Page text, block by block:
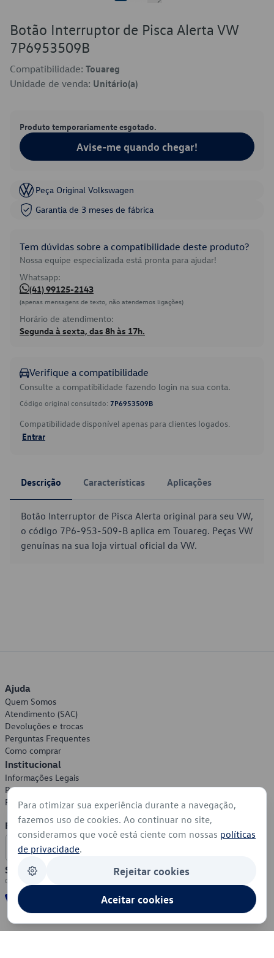
Botão Interruptor de Pisca Alerta VW
7P6953509B
Compatibilidade: Touareg
Unidade de venda: Unitário(a)
Produto temporariamente esgotado.
Avise-me quando chegar!
Peça Original Volkswagen
Garantia de 3 meses de fábrica
Tem dúvidas sobre a compatibilidade deste produto?
Nossa equipe especializada está pronta para ajudar!
Whatsapp:
(41) 99125-2143
(apenas mensagens de texto, não atendemos ligações)
Horário de atendimento:
Segunda à sexta, das 8h às 17h.
Verifique a compatibilidade
Consulte a compatibilidade fazendo login na sua conta.
Código original consultado: 7P6953509B
Compatibilidade disponível apenas para clientes logados.
Entrar
Descrição Características Aplicações
Botão Interruptor de Pisca Alerta original para seu VW,
o código 7P6-953-509-B aplica em Touareg. Peças VW
genuínas na sua loja virtual oficial da VW.
Ajuda
Quem Somos
Atendimento (SAC)
Devoluções e trocas
Perguntas Frequentes
Como comprar
Institucional
Informações Legais
Política de Privacidade
Política de Cookies
Formas de Pagamento
Segurança
Para otimizar sua experiência durante a navegação,
fazemos uso de cookies. Ao continuar no site,
consideramos que você está ciente com nossas políticas
de privacidade.
Rejeitar cookies
Aceitar cookies